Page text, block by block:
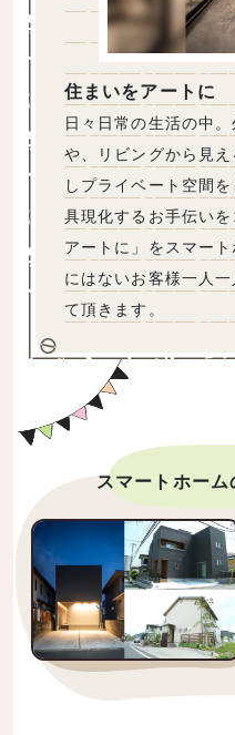
住まいをアートに
日々日常の生活の中
や、リビングから見
しプライベート空間
具現化するお手伝い
アートに」をスマー
にはないお客様一人
て頂きます。
スマートホー